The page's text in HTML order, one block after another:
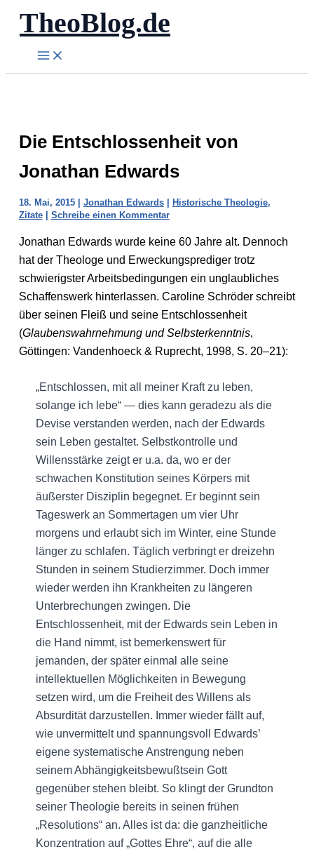
Zum
Inhalt
springen
TheoBlog.de
Die Entschlossenheit von
Jonathan Edwards
18. Mai, 2015 | Jonathan Edwards| Historische Theologie,
Zitate| Schreibe einen Kommentar
Jonathan Edwards wurde keine 60 Jahre alt. Dennoch
hat der Theologe und Erweckungsprediger trotz
schwierigster Arbeitsbedingungen ein unglaubliches
Schaffenswerk hinterlassen. Caroline Schröder schreibt
über seinen Fleiß und seine Entschlossenheit
(Glaubenswahrnehmung und Selbsterkenntnis,
Göttingen: Vandenhoeck & Ruprecht, 1998, S. 20–21):
„Entschlossen, mit all meiner Kraft zu leben,
solange ich lebe“ — dies kann geradezu als die
Devise verstanden werden, nach der Edwards
sein Leben gestaltet. Selbstkontrolle und
Willensstärke zeigt er u.a. da, wo er der
schwachen Konstitution seines Körpers mit
äußerster Disziplin begegnet. Er beginnt sein
Tageswerk an Sommertagen um vier Uhr
morgens und erlaubt sich im Winter, eine Stunde
länger zu schlafen. Täglich verbringt er dreizehn
Stunden in seinem Studierzimmer. Doch immer
wieder werden ihn Krankheiten zu längeren
Unterbrechungen zwingen. Die
Entschlossenheit, mit der Edwards sein Leben in
die Hand nimmt, ist bemerkenswert für
jemanden, der später einmal alle seine
intellektuellen Möglichkeiten in Bewegung
setzen wird, um die Freiheit des Willens als
Absurdität darzustellen. Immer wieder fällt auf,
wie unvermittelt und spannungsvoll Edwards’
eigene systematische Anstrengung neben
seinem Abhängigkeitsbewußtsein Gott
gegenüber stehen bleibt. So klingt der Grundton
seiner Theologie bereits in seinen frühen
„Resolutions“ an. Alles ist da: die ganzheitliche
Konzentration auf „Gottes Ehre“, auf die alle